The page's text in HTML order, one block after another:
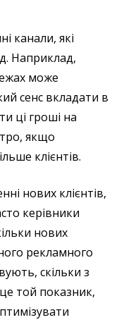
канали, які
Наприклад,
може
сенс вкладати в
ці гроші на
​​якщо
клієнтів.
нових клієнтів,
керівники
нових
рекламного
скільки з
той показник,